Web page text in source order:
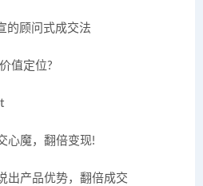
的顾问式成交法
值定位?
心魔，翻倍变现!
出产品优势，翻倍成交